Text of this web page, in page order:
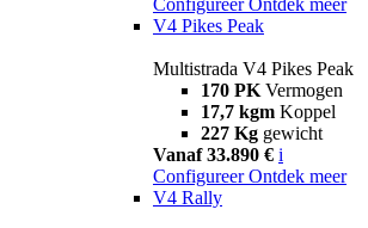
V4 Pikes Peak
Multistrada V4 Pikes Peak
170 PK Vermogen
17,7 kgm Koppel
227 Kg gewicht
Vanaf 33.890 € i
Configureer Ontdek meer
V4 Rally